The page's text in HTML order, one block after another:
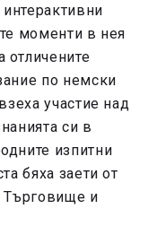
моменти в нея
отличените
по немски
участие над
си в
изпитни
бяха заети от
Търговище и